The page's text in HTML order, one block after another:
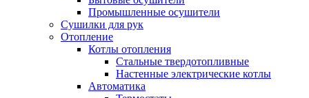
Промышленные осушители
Сушилки для рук
Отопление
Котлы отопления
Стальные твердотопливные
Настенные электрические котлы
Автоматика